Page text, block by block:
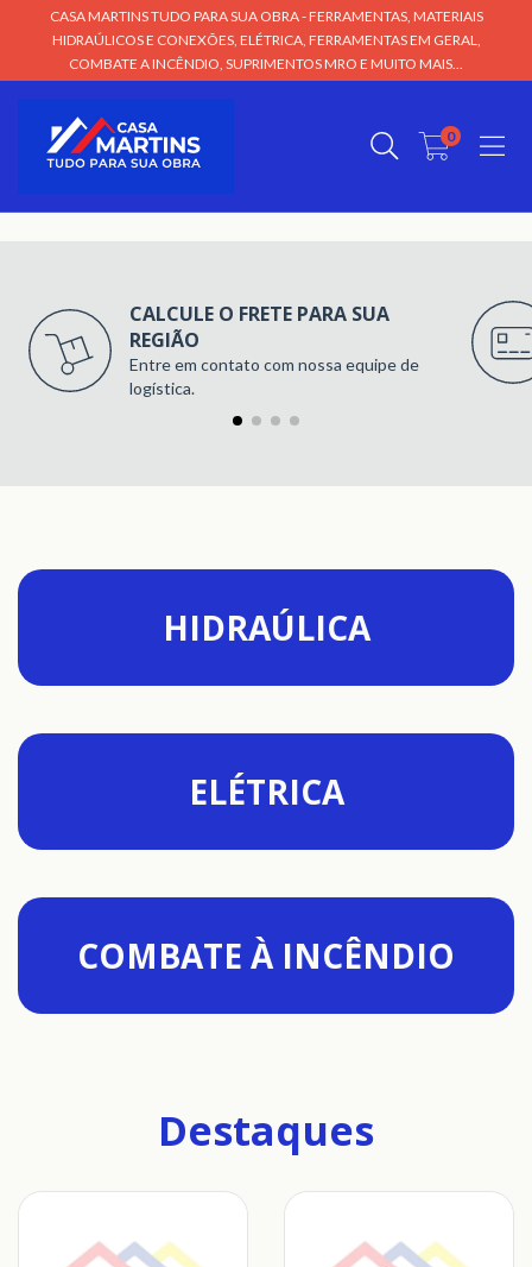
CASA MARTINS TUDO PARA SUA OBRA - FERRAMENTAS, MATERIAIS
HIDRAÚLICOS E CONEXÕES, ELÉTRICA, FERRAMENTAS EM GERAL,
COMBATE A INCÊNDIO, SUPRIMENTOS MRO E MUITO MAIS...
0
CALCULE O FRETE PARA SUA
REGIÃO
Entre em contato com nossa equipe de
logística.
HIDRAÚLICA
ELÉTRICA
COMBATE À INCÊNDIO
Destaques